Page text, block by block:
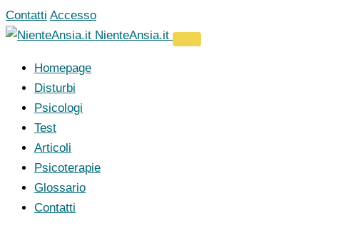
Vai
al
Contatti Accesso
NienteAnsia.it
Homepage
Disturbi
Psicologi
Test
Articoli
Psicoterapie
Glossario
Contatti